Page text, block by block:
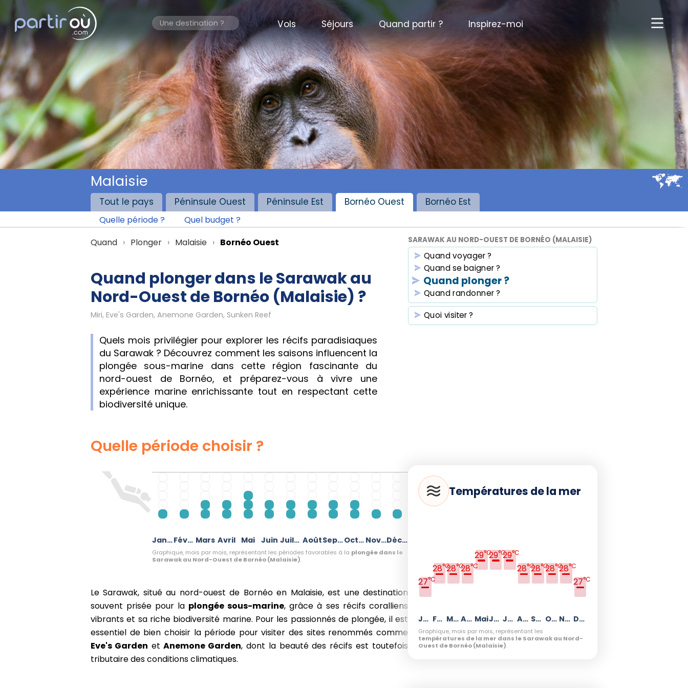
Vols Séjours Quand partir ? Inspirez-moi
Malaisie
Tout le pays Péninsule Ouest Péninsule Est Bornéo Ouest Bornéo Est
Quelle période ? Quel budget ?
SARAWAK AU NORD-OUEST DE BORNÉO (MALAISIE)
Quand voyager ?
Quand se baigner ?
Quand plonger ?
Quand randonner ?
Quoi visiter ?
Quand Plonger Malaisie Bornéo Ouest
Quand plonger dans le Sarawak au
Nord-Ouest de Bornéo (Malaisie) ?
Miri, Eve's Garden, Anemone Garden, Sunken Reef
Quels mois privilégier pour explorer les récifs paradisiaques
du Sarawak ? Découvrez comment les saisons influencent la
plongée sous-marine dans cette région fascinante du
nord-ouest de Bornéo, et préparez-vous à vivre une
expérience marine enrichissante tout en respectant cette
biodiversité unique.
Quelle période choisir ?
Janvier Février Mars Avril Mai Juin Juillet Août Septembre Octobre Novembre Décembre
Graphique, mois par mois, représentant les périodes favorables à la plongée dans le
Sarawak au Nord-Ouest de Bornéo (Malaisie).
Le Sarawak, situé au nord-ouest de Bornéo en Malaisie, est une destination
souvent prisée pour la plongée sous-marine, grâce à ses récifs coralliens
vibrants et sa riche biodiversité marine. Pour les passionnés de plongée, il est
essentiel de bien choisir la période pour visiter des sites renommés comme
Eve's Garden et Anemone Garden, dont la beauté des récifs est toutefois
tributaire des conditions climatiques.
Températures de la mer
Janvier
27°C
Février
28°C
Mars
28°C
Avril
28°C
Mai
29°C
Juin
29°C
Juillet
29°C
Août
28°C
Septembre
28°C
Octobre
28°C
Novembre
28°C
Décembre
27°C
Graphique, mois par mois, représentant les
températures de la mer dans le Sarawak au Nord-
Ouest de Bornéo (Malaisie).